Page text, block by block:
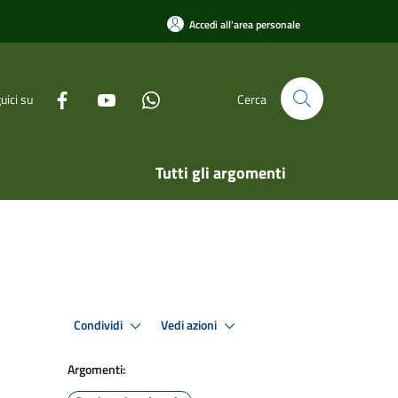
Accedi all'area personale
su Cerca
Tutti gli argomenti
Condividi Vedi azioni
Argomenti: